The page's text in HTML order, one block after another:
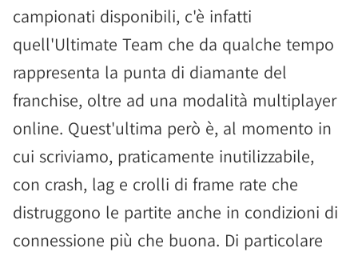
campionati disponibili, c'è infatti
quell'Ultimate Team che da qualche tempo
rappresenta la punta di diamante del
franchise, oltre ad una modalità multiplayer
online. Quest'ultima però è, al momento in
cui scriviamo, praticamente inutilizzabile,
con crash, lag e crolli di frame rate che
distruggono le partite anche in condizioni di
connessione più che buona. Di particolare